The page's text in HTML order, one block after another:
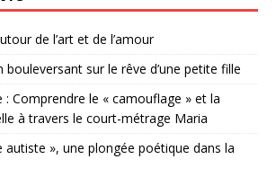
de l’art et de l’amour
bouleversant sur le rêve d’une petite fille
: Comprendre le « camouflage » et la
à travers le court-métrage Maria
autiste », une plongée poétique dans la